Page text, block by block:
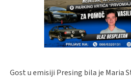
Gost u emisiji Presing bila je Maria